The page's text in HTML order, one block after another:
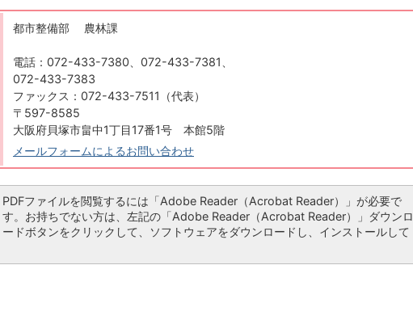
都市整備部 農林課
電話：072-433-7380、072-433-7381、
072-433-7383
ファックス：072-433-7511（代表）
〒597-8585
大阪府貝塚市畠中1丁目17番1号 本館5階
メールフォームによるお問い合わせ
PDFファイルを閲覧するには「Adobe Reader（Acrobat Reader）」が必要で
す。お持ちでない方は、左記の「Adobe Reader（Acrobat Reader）」ダウンロ
ードボタンをクリックして、ソフトウェアをダウンロードし、インストールして